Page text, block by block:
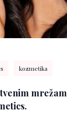
kozmetika